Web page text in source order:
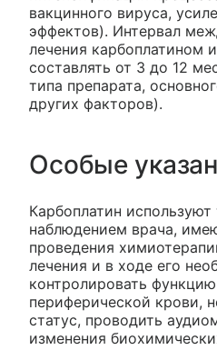
вакцинного вируса,
эффектов). Интервал
лечения карбоплатином
составлять от 3 до 12
типа препарата,
других факторов).
Особые
Карбоплатин
наблюдением врача,
проведения
лечения и в ходе его
контролировать
периферической крови,
статус, проводить
изменения